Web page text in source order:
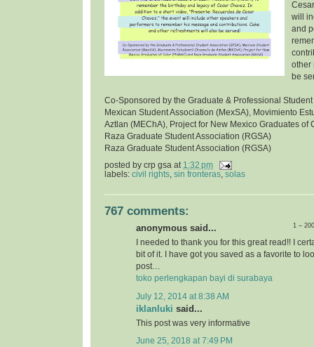
will
and
other
be
Co-Sponsored by the Graduate & Professional
Mexican Student Association (MexSA), Movimiento
Aztlan (MEChA), Project for New Mexico Graduates of
Raza Graduate Student Association (RGSA)
Raza Graduate Student Association (RGSA)
posted by crp gsa at 1:32 pm
labels: civil rights sin fronteras solas
767 comments:
1 –
anonymous said...
I needed to thank you for this great read!! I
bit of it. I have got you saved as a favorite to
post…
toko perlengkapan bayi di surabaya
July 12, 2014 at 8:38 AM
iklanluki said...
This post was very informative
June 25, 2018 at 7:49 PM